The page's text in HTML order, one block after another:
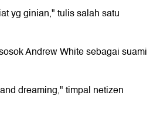
yg ginian," tulis salah satu
Andrew White sebagai suami
dreaming," timpal netizen